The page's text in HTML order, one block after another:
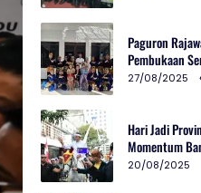
Paguron
Pembukaan
Cibatu
27/08/2025
Hari Jadi
Momentum
Lembur di
20/08/2025